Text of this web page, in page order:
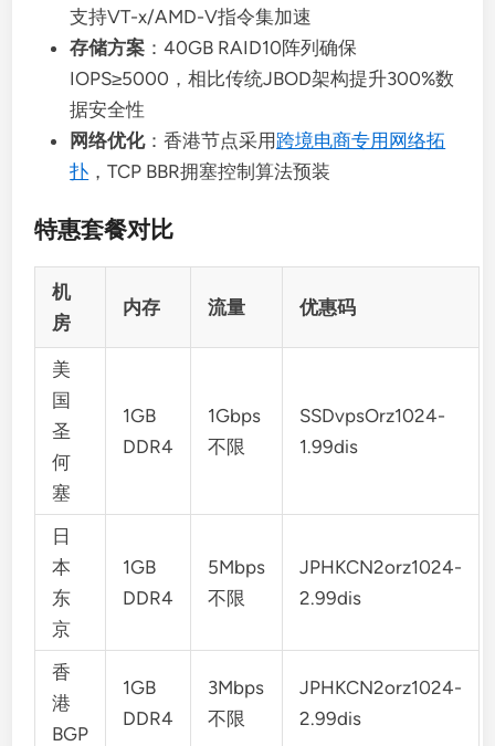
支持VT-x/AMD-V指令集加速
存储方案 ：40GB RAID10阵列确保
IOPS≥5000，相比传统JBOD架构提升300%数
据安全性
网络优化：香港节点采用跨境电商专用网络拓
扑 ，TCP BBR拥塞控制算法预装
特惠套餐对比
机
房
内存 流量 优惠码
美
国
圣
何
塞
1GB
DDR4
1Gbps
不限
SSDvpsOrz1024-
1.99dis
日
本
东
京
1GB
DDR4
5Mbps
不限
JPHKCN2orz1024-
2.99dis
香
港
BGP
1GB
DDR4
3Mbps
不限
JPHKCN2orz1024-
2.99dis